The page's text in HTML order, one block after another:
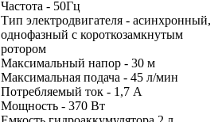
Частота - 50Гц
Тип электродвигателя - асинхронный,
однофазный с короткозамкнутым
ротором
Максимальный напор - 30 м
Максимальная подача - 45 л/мин
Потребляемый ток - 1,7 А
Мощность - 370 Вт